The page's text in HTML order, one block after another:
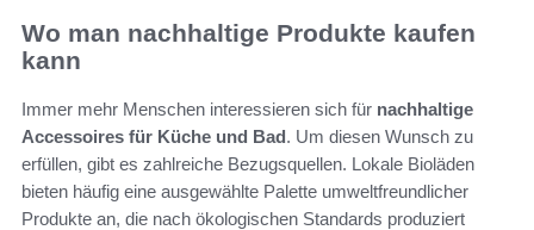
Wo man nachhaltige Produkte kaufen
kann
Immer mehr Menschen interessieren sich für nachhaltige
Accessoires für Küche und Bad. Um diesen Wunsch zu
erfüllen, gibt es zahlreiche Bezugsquellen. Lokale Bioläden
bieten häufig eine ausgewählte Palette umweltfreundlicher
Produkte an, die nach ökologischen Standards produziert